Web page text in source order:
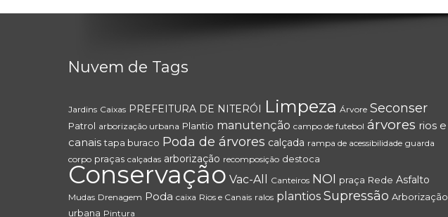
Nuvem de Tags
Jardins Caixas PREFEITURA DE NITERÓI Limpeza Árvore Seconser
Patrol arborização urbana Plantio manutenção campo de futebol árvores rios e
canais tapa buraco Poda de árvores calçada rampa de acessibilidade guarda
corpo praças calçadas arborização recomposição destoca
Conservação Vac-All Canteiros NOI praça Rede Asfalto
Mudas Drenagem Poda caixa Rios e Canais ralos plantios Supressão Arborização
urbana Pintura